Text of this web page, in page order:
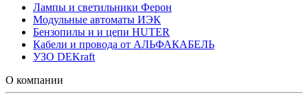
Лампы и светильники Ферон
Модульные автоматы ИЭК
Бензопилы и и цепи HUTER
Кабели и провода от АЛЬФАКАБЕЛЬ
УЗО DEKraft
О компании